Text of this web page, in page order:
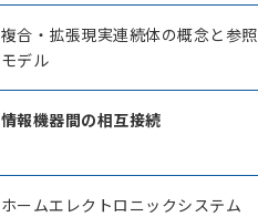
複合・拡張現実連続体の概念と参照
モデル
情報機器間の相互接続
ホームエレクトロニックシステム